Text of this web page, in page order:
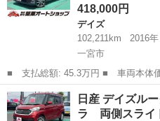
418,000円
デイズ
102,211km
2016年
一宮市
■ 支払総額: 45.3万円 ■ 車両本体価格： 418,000 円 ■ メーカー
名： 日産 ■ 車種名： デイズ ■
ー Ｇ 全周囲カメラ ナビ ＴＶ
ライト ＨＩ...
愛知 一宮市 デイズ
日産 デイズル
ラ 両側スラ